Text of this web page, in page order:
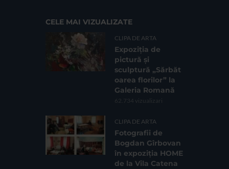
CELE MAI VIZUALIZATE
CLIPA DE ARTA
Expoziția de
pictură și
sculptură „Sărbăt
oarea florilor” la
Galeria Romană
62.734 vizualizari
CLIPA DE ARTA
Fotografii de
Bogdan Gîrbovan
în expoziția HOME
de la Vila Catena